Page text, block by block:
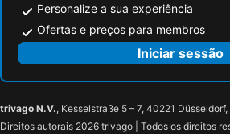
Personalize a sua experiência
Ofertas e preços para membros
Iniciar sessão
trivago N.V., Kesselstraße 5 – 7, 40221
Direitos autorais 2026 trivago | Todos os direitos